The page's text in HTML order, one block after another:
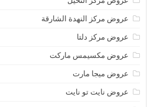
عروض مركز النهدة الشارقة
عروض مركز دلتا
عروض مكسيمس ماركت
عروض ميجا مارت
عروض نايت تو نايت